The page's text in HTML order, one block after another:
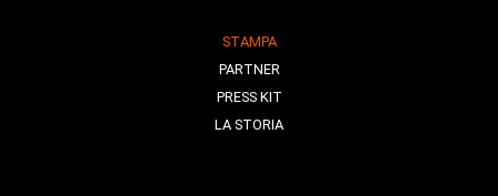
STAMPA
PARTNER
PRESS KIT
LA STORIA